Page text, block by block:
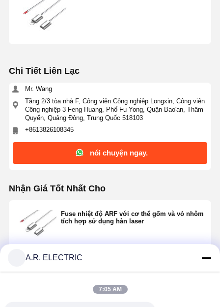
Chi Tiết Liên Lạc
Mr. Wang
Tầng 2/3 tòa nhà F, Công viên Công nghiệp Longxin, Công viên
Công nghiệp 3 Feng Huang, Phố Fu Yong, Quận Bao'an, Thâm
Quyến, Quảng Đông, Trung Quốc 518103
+8613826108345
nói chuyện ngay.
Nhận Giá Tốt Nhất Cho
Fuse nhiệt độ ARF với cơ thể gốm và vỏ nhôm
tích hợp sử dụng hàn laser
A.R. ELECTRIC
7:05 AM